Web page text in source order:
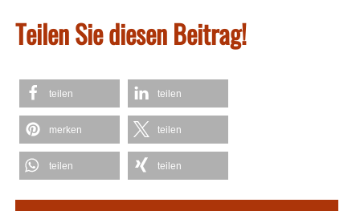
Teilen Sie diesen Beitrag!
teilen teilen
merken teilen
teilen teilen